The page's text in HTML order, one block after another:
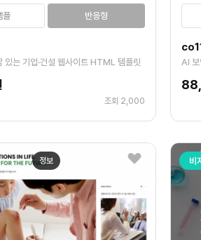
플 반응형
있는 기업·건설 웹사이트 HTML 템플릿
조회 2,000
AI 보
정보 비